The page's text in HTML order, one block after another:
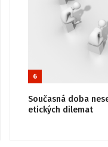
6
Současná doba
etických dilemat